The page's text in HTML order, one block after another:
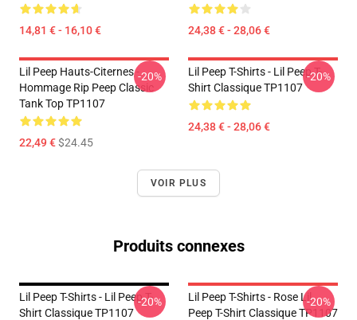
14,81 € - 16,10 € 24,38 € - 28,06 €
Lil Peep Hauts-Citernes -
Hommage Rip Peep Classic
Tank Top TP1107
22,49 €$24.45
-20%
Lil Peep T-Shirts - Lil Peep T-
Shirt Classique TP1107
24,38 € - 28,06 €
-20%
VOIR PLUS
Produits connexes
Lil Peep T-Shirts - Lil Peep T-
Shirt Classique TP1107
-20%
Lil Peep T-Shirts - Rose Lil
Peep T-Shirt Classique TP1107
-20%